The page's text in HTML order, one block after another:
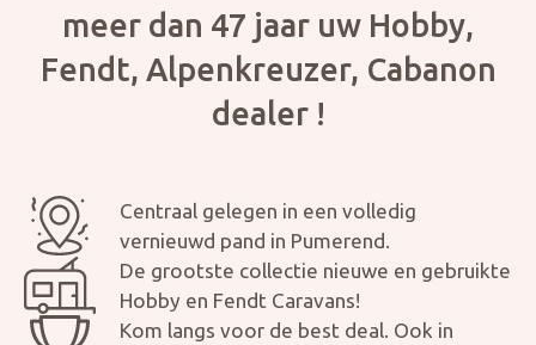
meer dan 47 jaar uw Hobby,
Fendt, Alpenkreuzer, Cabanon
dealer !
Centraal gelegen in een volledig
vernieuwd pand in Pumerend.
De grootste collectie nieuwe en gebruikte
Hobby en Fendt Caravans!
Kom langs voor de best deal. Ook in